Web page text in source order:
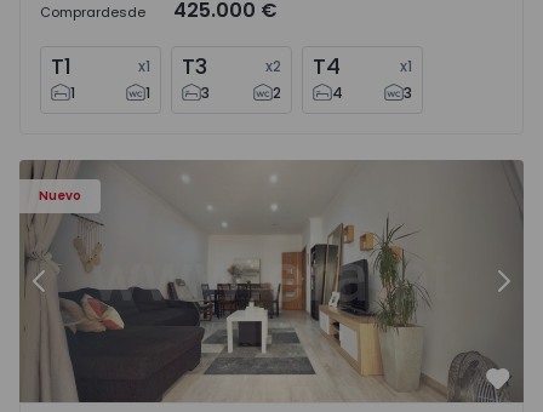
Comprardesde 425.000 €
T1 x1
1
1
T3 x2
3
2
T4 x1
4
3
Nuevo
Apartamento T2 Moita, Alhos Vedros - 1572464 - 1
Anterior